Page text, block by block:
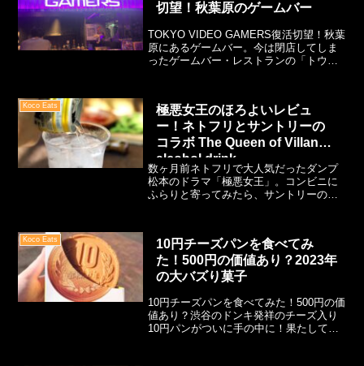
切望！秋葉原のゲームバー
TOKYO VIDEO GAMERS復活切望！秋葉
原にあるゲームバー。今は閉店してしま
ったゲームバー・レストランの「トウキ
でした。
Koco Eats
極悪女王のほろよいレビュ
ー！ネトフリとサントリーの
コラボ The Queen of Villans
alcohol drink
数ヶ月前ネトフリで大人気だったダンプ
松本のドラマ「極悪女王」。コンビニに
ふらりと寄ってみたら、サントリーのほ
てみなければ！早速購入、そして飲んで
みました。感想はいかに・・・
Koco Eats
10円チーズパンを食べてみ
た！500円の価値あり？2023年
の大バズり菓子
10円チーズパンを食べてみた！500円の価
値あり？渋谷のドンキ発祥のチーズ入り
10円パンがついに手の中に！果たしてお